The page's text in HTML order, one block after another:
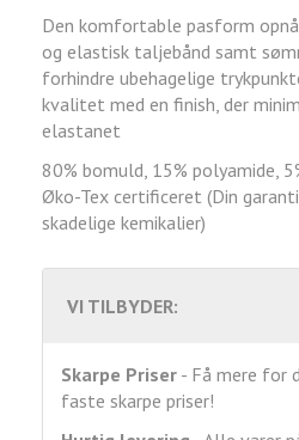
Den komfortable pasform
og elastisk taljebånd samt
forhindre ubehagelige
kvalitet med en finish, der
elastanet
80% bomuld, 15% polyamide,
Øko-Tex certificeret (Din
skadelige kemikalier)
VI TILBYDER:
Skarpe Priser - Få mere for
faste skarpe priser!